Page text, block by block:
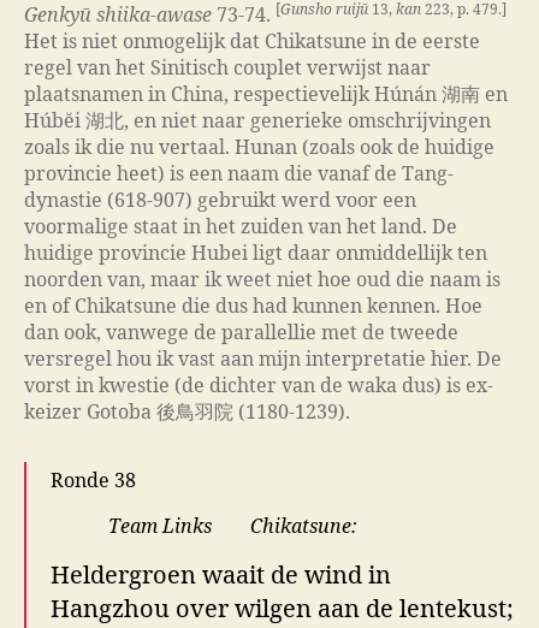
Genkyū shiika-awase 73-74. Gunsho ruijū 13, kan 223, p. 479.]
Het is niet onmogelijk dat Chikatsune in de eerste
regel van het Sinitisch couplet verwijst naar
plaatsnamen in China, respectievelijk Húnán 湖南 en
Húbĕi 湖北, en niet naar generieke omschrijvingen
zoals ik die nu vertaal. Hunan (zoals ook de huidige
provincie heet) is een naam die vanaf de Tang-
dynastie (618-907) gebruikt werd voor een
voormalige staat in het zuiden van het land. De
huidige provincie Hubei ligt daar onmiddellijk ten
noorden van, maar ik weet niet hoe oud die naam is
en of Chikatsune die dus had kunnen kennen. Hoe
dan ook, vanwege de parallellie met de tweede
versregel hou ik vast aan mijn interpretatie hier. De
vorst in kwestie (de dichter van de waka dus) is ex-
keizer Gotoba 後鳥羽院 (1180-1239).
Ronde 38
Team Links Chikatsune:
Heldergroen waait de wind in
Hangzhou over wilgen aan de lentekust;